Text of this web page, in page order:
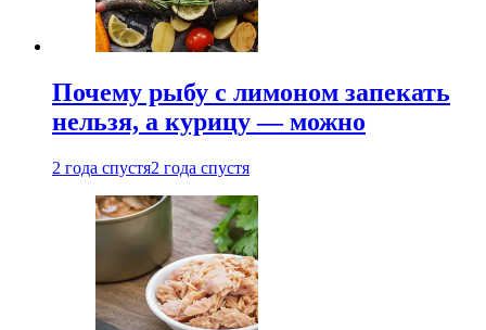
Почему рыбу с лимоном запекать
нельзя, а курицу — можно
2 года спустя2 года спустя